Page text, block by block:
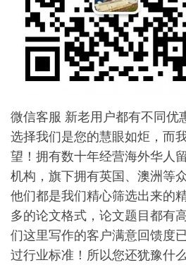
微信客服 新老用户都有不同优
选择我们是您的慧眼如炬，而
望！拥有数十年经营海外华人
机构，旗下拥有英国、澳洲等
他们都是我们精心筛选出来的
多的论文格式，论文题目都有
们这里写作的客户满意回馈度
过行业标准！所以您还犹豫什